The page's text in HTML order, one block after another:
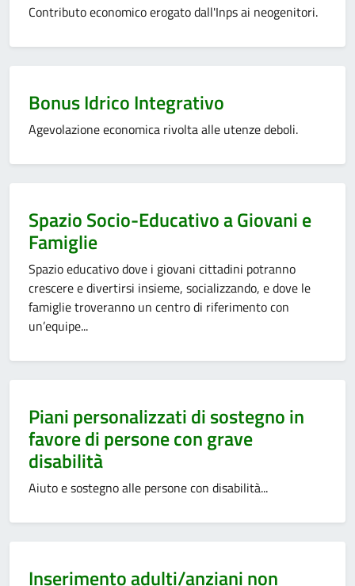
Contributo economico erogato dall'Inps ai neogenitori.
Categoria:
Bonus Idrico Integrativo
Agevolazione economica rivolta alle utenze deboli.
Categoria:
Spazio Socio-Educativo a Giovani e
Famiglie
Spazio educativo dove i giovani cittadini potranno
crescere e divertirsi insieme, socializzando, e dove le
famiglie troveranno un centro di riferimento con
un’equipe...
Categoria:
Piani personalizzati di sostegno in
favore di persone con grave
disabilità
Aiuto e sostegno alle persone con disabilità...
Categoria:
Inserimento adulti/anziani non